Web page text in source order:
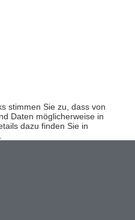
stimmen Sie zu, dass von
Daten möglicherweise in
dazu finden Sie in